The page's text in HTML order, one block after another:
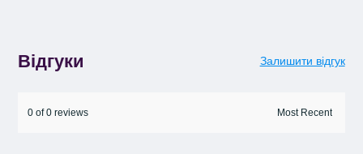
Відгуки Залишити відгук
0 of 0 reviews